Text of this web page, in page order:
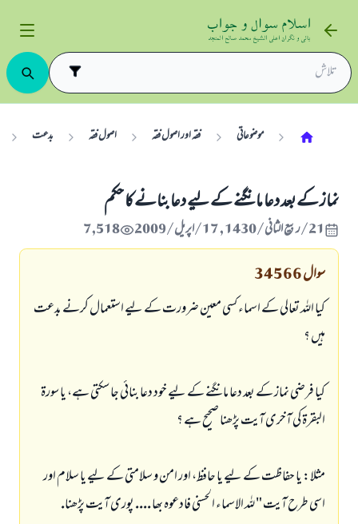
موضوعاتی فقہ اور اصول فقہ اصول فقہ بدعت
نماز كے بعد دعا مانگنے كے ليے دعا بنانے كا حكم
21/ربيع الثاني/1430 , 17/اپریل/2009 7,518
سوال34566
كيا اللہ تعالى كے اسماء كسى معين ضرورت كے ليے استعمال كرنے بدعت
ہيں ؟
كيا فرضى نماز كے بعد دعا مانگنے كے ليے خود دعا بنائى جا سكتى ہے، يا سورۃ
البقرۃ كى آخرى آيت پڑھنا صحيح ہے ؟
مثلا: يا حفاظت كے ليے يا حافظ، اور امن و سلامتى كے ليے يا سلام اور
اسى طرح آيت " للہ الاسماء الحسنى فادعوہ بھا .... پورى آيت پڑھنا.